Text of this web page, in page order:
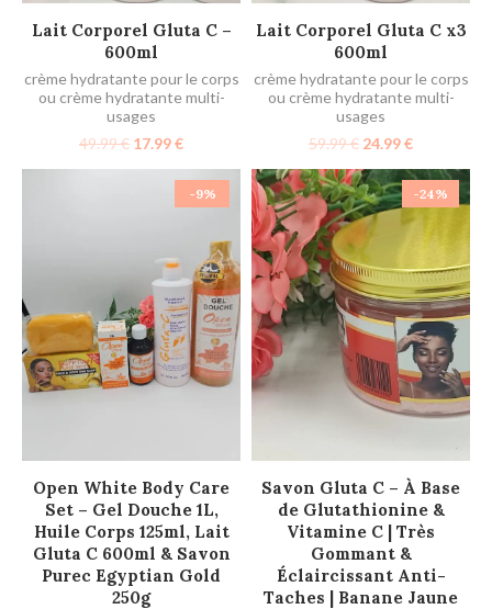
AJOUTER AU PANIER
Lait Corporel Gluta C –
600ml
crème hydratante pour le corps
ou crème hydratante multi-
usages
49.99€ 17.99€
AJOUTER AU PANIER
Lait Corporel Gluta C x3
600ml
crème hydratante pour le corps
ou crème hydratante multi-
usages
59.99€ 24.99€
-9%
AJOUTER AU PANIER
Open White Body Care
Set – Gel Douche 1L,
Huile Corps 125ml, Lait
Gluta C 600ml & Savon
Purec Egyptian Gold
250g
-24%
AJOUTER AU PANIER
Savon Gluta C – À Base
de Glutathionine &
Vitamine C | Très
Gommant &
Éclaircissant Anti-
Taches | Banane Jaune